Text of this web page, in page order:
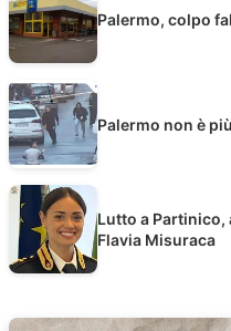
Palermo, colpo
Palermo non è
Lutto a
Flavia Misuraca